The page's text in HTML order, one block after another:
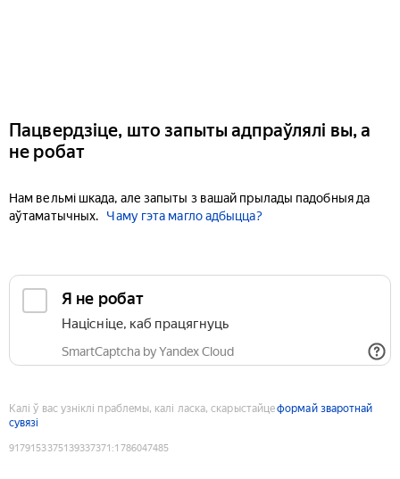
Пацвердзіце, што запыты адпраўлялі вы, а
не робат
Нам вельмі шкада, але запыты з вашай прылады падобныя да
аўтаматычных.
Чаму гэта магло адбыцца?
Я не робат
Націсніце, каб працягнуць
SmartCaptcha by Yandex Cloud
Калі ў вас узніклі праблемы, калі ласка, скарыстайцеформай зваротнай
сувязі
9179153375139337371 :1786047485